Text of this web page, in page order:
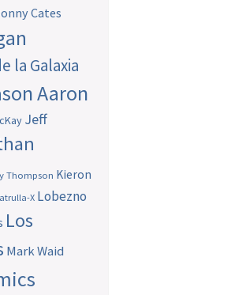
Cates
la Galaxia
Aaron
Jeff
Thompson Kieron
X Lobezno
Los
Mark Waid